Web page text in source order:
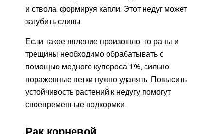
и ствола, формируя капли. Этот недуг может
загубить сливы.
Если такое явление произошло, то раны и
трещины необходимо обрабатывать с
помощью медного купороса 1%, сильно
пораженные ветки нужно удалять. Повысить
устойчивость растений к недугу помогут
своевременные подкормки.
Рак корневой